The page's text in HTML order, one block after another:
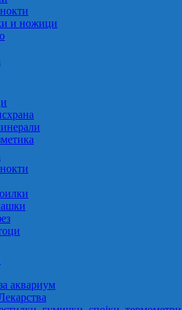
и ножици
аквариум